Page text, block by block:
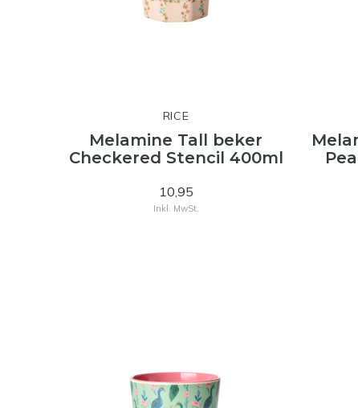
RICE
Melamine Tall beker
Checkered Stencil 400ml
10,95
Inkl. MwSt.